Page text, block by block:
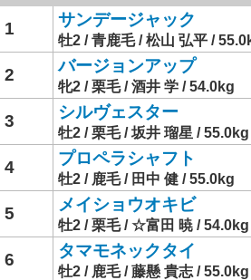
1 サンデージャック
牡2 / 青鹿毛 / 松山 弘平 /
2 バージョンアップ
牝2 / 栗毛 / 酒井 学 / 54.0kg
3 シルヴェスター
牡2 / 栗毛 / 坂井 瑠星 / 55.0kg
4 プロペラシャフト
牡2 / 鹿毛 / 田中 健 / 55.0kg
5 メイショウオキビ
牡2 / 栗毛 / ☆富田 暁 / 54.0kg
6 タマモネックタイ
牡2 / 鹿毛 / 藤懸 貴志 / 55.0kg